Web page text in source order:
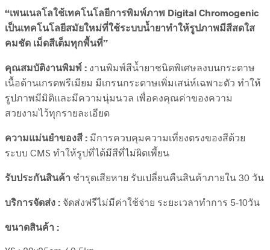
“เพนเนลโลใช้เทคโนโลยีการพิมพ์ภาพ Digital Chromogenic
เป็นเทคโนโลยีสมัยใหม่ที่ใช้ระบบน้ำยาทำให้รูปภาพมีสีสดใส
คมชัด เม็ดสีเต็มทุกพื้นที่”
คุณสมบัติงานพิมพ์ : งานพิมพ์สีน้ำยาชนิดพิเศษลงบนกระดาษ
เนื้อด้านเกรดพรีเมียม มีเกรนกระดาษเพิ่มเสน่ห์เฉพาะตัว ทำให้
รูปภาพมีมิติและมีความนุ่มนวล เพื่อคงคุณค่าของความ
สวยงามไว้ทุกรายละเอียด
ความแม่นยำของสี : มีการควบคุมความเที่ยงตรงของสีด้วย
ระบบ CMS ทำให้รูปที่ได้มีสีที่ไม่ผิดเพี้ยน
รับประกันสินค้า ชำรุดเสียหาย รับเปลี่ยนคืนสินค้าภายใน 30 วัน
บริการจัดส่ง : จัดส่งฟรีไม่มีค่าใช้จ่าย ระยะเวลาทำการ 5-10วัน
ขนาดสินค้า :